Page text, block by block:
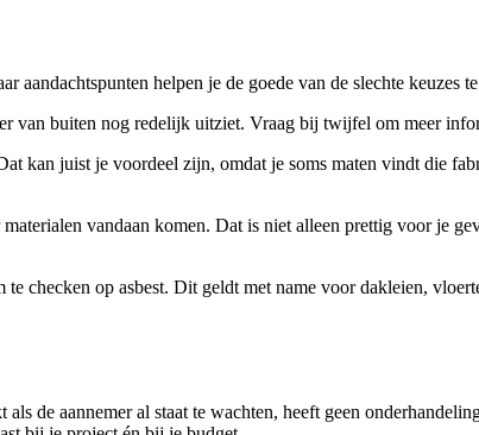
helpen je de goede van de slechte keuzes
buiten nog redelijk uitziet. Vraag bij twijfel om meer
kan juist je voordeel zijn, omdat je soms maten vindt die
vandaan komen. Dat is niet alleen prettig voor je
checken op asbest. Dit geldt met name voor dakleien,
de aannemer al staat te wachten, heeft geen